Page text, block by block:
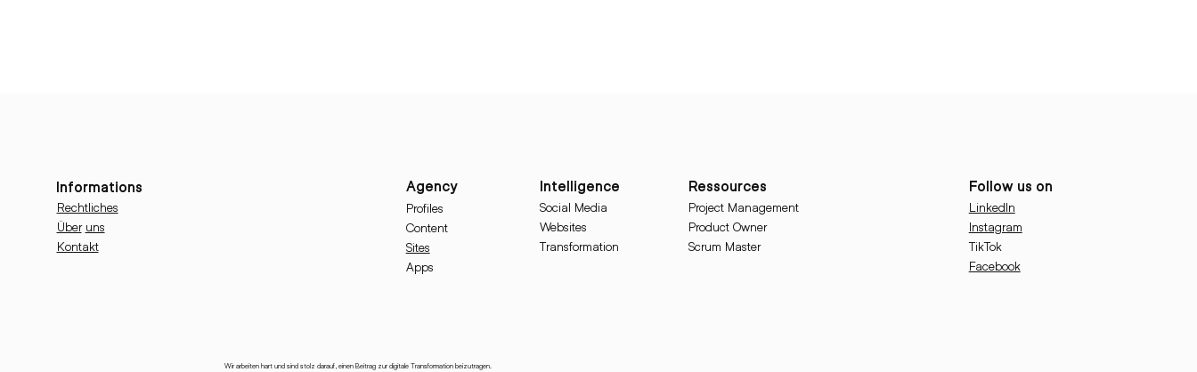
Informations
Rechtliches
Über uns
Kontakt
Wir arbeiten hart und sind stolz darauf, einen Beitrag zur digitale Transformation beizutragen.
Follow us on
LinkedIn
Instagram
TikTok
Facebook
Agency
Profiles
Content
Sites
Apps
Intelligence
Social Media
Websites
Transformation
Ressources
Project Management
Product Owner
Scrum Master